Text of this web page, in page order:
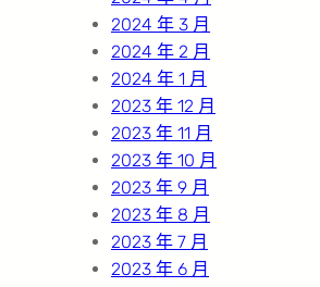
2024 年 3 月
2024 年 2 月
2024 年 1 月
2023 年 12 月
2023 年 11 月
2023 年 10 月
2023 年 9 月
2023 年 8 月
2023 年 7 月
2023 年 6 月